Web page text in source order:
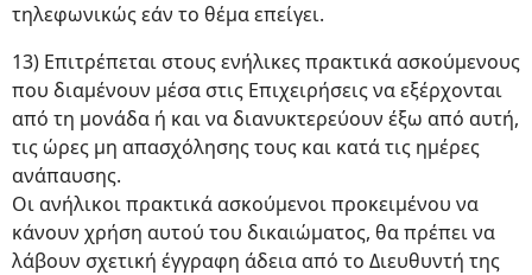
τηλεφωνικώς εάν το θέμα επείγει.
13) Επιτρέπεται στους ενήλικες πρακτικά ασκούμενους
που διαμένουν μέσα στις Επιχειρήσεις να εξέρχονται
από τη μονάδα ή και να διανυκτερεύουν έξω από αυτή,
τις ώρες μη απασχόλησης τους και κατά τις ημέρες
ανάπαυσης.
Οι ανήλικοι πρακτικά ασκούμενοι προκειμένου να
κάνουν χρήση αυτού του δικαιώματος, θα πρέπει να
λάβουν σχετική έγγραφη άδεια από το Διευθυντή της